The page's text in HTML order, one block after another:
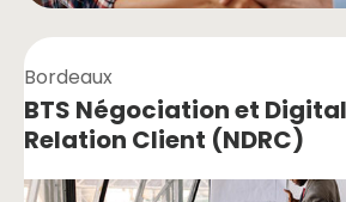
Bordeaux
BTS Négociation et
Relation Client (NDRC)